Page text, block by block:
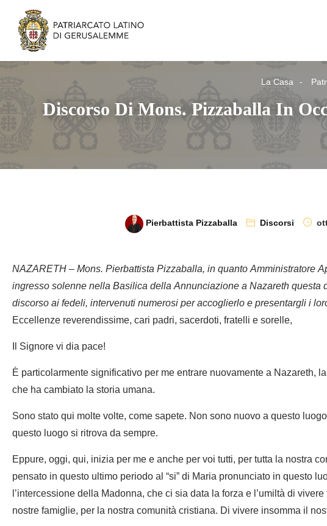
La Casa
Discorso Di Mons. Pizzaballa In
Pierbattista Pizzaballa Discorsi
NAZARETH – Mons. Pierbattista Pizzaballa, in quanto Amministratore
ingresso solenne nella Basilica della Annunciazione a Nazareth questa
discorso ai fedeli, intervenuti numerosi per accoglierlo e presentargli i
Eccellenze reverendissime, cari padri, sacerdoti, fratelli e sorelle,
Il Signore vi dia pace!
È particolarmente significativo per me entrare nuovamente a Nazareth,
che ha cambiato la storia umana.
Sono stato qui molte volte, come sapete. Non sono nuovo a questo
questo luogo si ritrova da sempre.
Eppure, oggi, qui, inizia per me e anche per voi tutti, per tutta la nostra
pensato in questo ultimo periodo al “si” di Maria pronunciato in questo
l’intercessione della Madonna, che ci sia data la forza e l’umiltà di
nostre famiglie, per la nostra comunità cristiana. Di vivere insomma il